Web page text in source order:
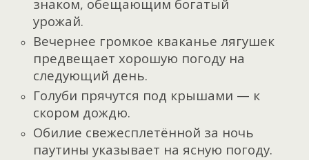
знаком, обещающим богатый
урожай.
Вечернее громкое кваканье лягушек
предвещает хорошую погоду на
следующий день.
Голуби прячутся под крышами — к
скором дождю.
Обилие свежесплетённой за ночь
паутины указывает на ясную погоду.